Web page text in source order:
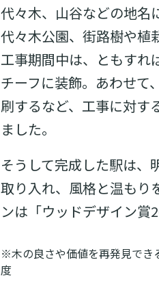
代々木、山谷などの地名
代々木公園、街路樹や植
工事期間中は、ともすれ
チーフに装飾。あわせて
刷するなど、工事に対す
ました。
そうして完成した駅は、
取り入れ、風格と温もり
ンは「ウッドデザイン賞
※木の良さや価値を再発見でき
度